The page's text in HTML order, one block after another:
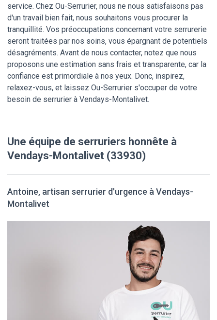
service. Chez Ou-Serrurier, nous ne nous satisfaisons pas
d'un travail bien fait, nous souhaitons vous procurer la
tranquillité. Vos préoccupations concernant votre serrurerie
seront traitées par nos soins, vous épargnant de potentiels
désagréments. Avant de nous contacter, notez que nous
proposons une estimation sans frais et transparente, car la
confiance est primordiale à nos yeux. Donc, inspirez,
relaxez-vous, et laissez Ou-Serrurier s'occuper de votre
besoin de serrurier à Vendays-Montalivet.
Une équipe de serruriers honnête à
Vendays-Montalivet (33930)
Antoine, artisan serrurier d'urgence à Vendays-
Montalivet